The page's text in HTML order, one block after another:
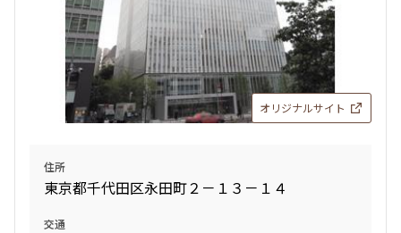
オリジナルサイト
住所
東京都千代田区永田町２－１３－１４
交通